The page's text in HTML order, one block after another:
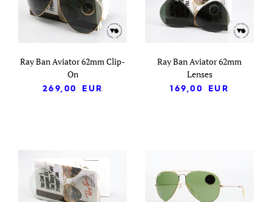
Ray Ban Aviator 62mm Clip-
On
269,00
EUR
Ray Ban Aviator 62mm
Lenses
169,00
EUR